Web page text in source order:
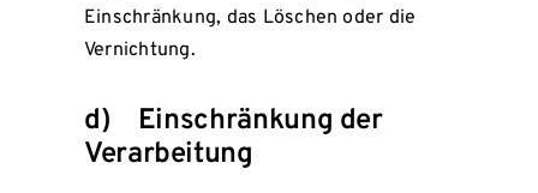
Einschränkung, das Löschen oder die
Vernichtung.
d) Einschränkung der
Verarbeitung